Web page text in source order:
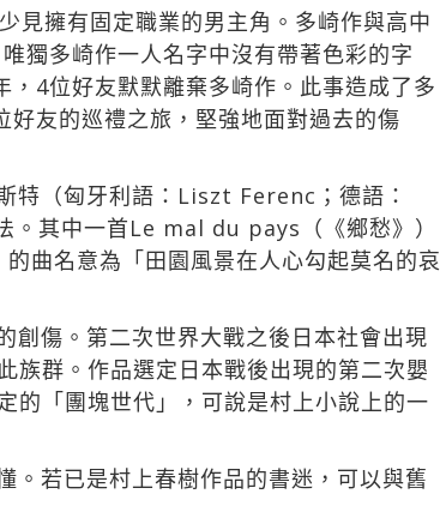
見擁有固定職業的男主角。多崎作與高中
獨多崎作一人名字中沒有帶著色彩的字
4位好友默默離棄多崎作。此事造成了多
友的巡禮之旅，堅強地面對過去的傷
特（匈牙利語：Liszt Ferenc；德語：
其中一首Le mal du pays（《鄉愁》）
曲名意為「田園風景在人心勾起莫名的哀
創傷。第二次世界大戰之後日本社會出現
族群。作品選定日本戰後出現的第二次嬰
的「團塊世代」，可說是村上小說上的一
。若已是村上春樹作品的書迷，可以與舊